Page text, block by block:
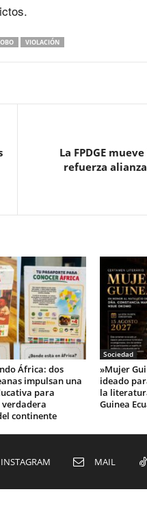
VIOLACIÓN
La FPDGE
refuerza
África: dos
impulsan una
para
continente
Sociedad
‎»Mujer
ideado
la
Guinea
INSTAGRAM MAIL